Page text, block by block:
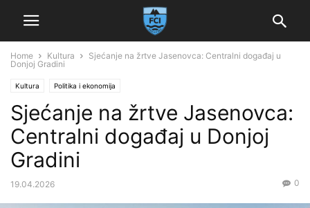
Home Kultura
Sjećanje na žrtve Jasenovca: Centralni događaj u
Donjoj Gradini
Kultura Politika i ekonomija
Sjećanje na žrtve Jasenovca:
Centralni događaj u Donjoj
Gradini
19.04.2026 0